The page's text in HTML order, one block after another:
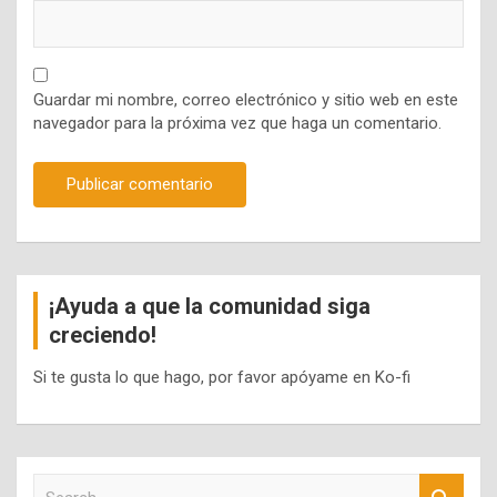
Guardar mi nombre, correo electrónico y sitio web en este
navegador para la próxima vez que haga un comentario.
¡Ayuda a que la comunidad siga
creciendo!
Si te gusta lo que hago, por favor apóyame en Ko-fi